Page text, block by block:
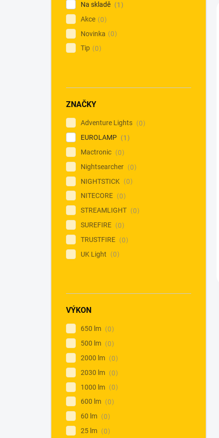
Na skladě
1
Akce
0
Novinka
0
Tip
0
ZNAČKY
Adventure Lights
0
EUROLAMP
1
Mactronic
0
Nightsearcher
0
NIGHTSTICK
0
NITECORE
0
STREAMLIGHT
0
SUREFIRE
0
TRUSTFIRE
0
UK Light
0
VÝKON
650 lm
0
500 lm
0
2000 lm
0
2030 lm
0
1000 lm
0
600 lm
0
60 lm
0
25 lm
0